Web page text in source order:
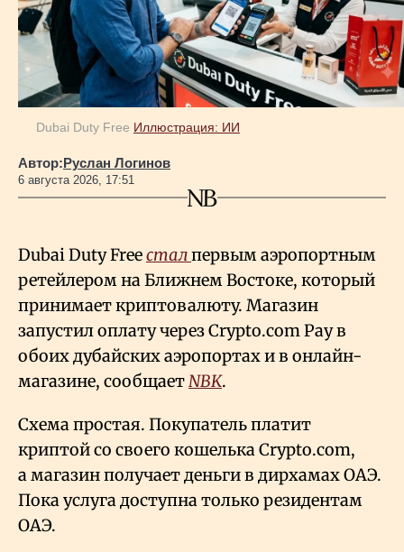
Dubai Duty Free Иллюстрация: ИИ
Автор:Руслан Логинов
6 августа 2026, 17:51
Dubai Duty Freeсталпервым аэропортным
ретейлером на Ближнем Востоке, который
принимает криптовалюту. Магазин
запустил оплату через Crypto.com Pay в
обоих дубайских аэропортах и в онлайн-
магазине, сообщаетNBK.
Схема простая. Покупатель платит
криптой со своего кошелька Crypto.com,
а магазин получает деньги в дирхамах ОАЭ.
Пока услуга доступна только резидентам
ОАЭ.